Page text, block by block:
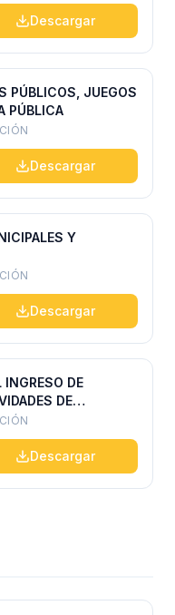
Descargar
PÚBLICOS, JUEGOS
PÚBLICA
Descargar
Y
Descargar
INGRESO DE
DE
DE
Y
OTORGA LA
Y REGLAMEN
Descargar